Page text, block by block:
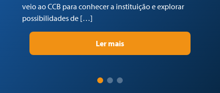
veio ao CCB para conhecer a instituição e explorar
possibilidades de […]
Ler mais